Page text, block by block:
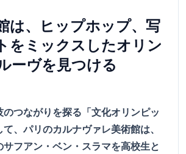
は、ヒップホップ、写
をミックスしたオリン
ーヴを見つける
つながりを探る「文化オリンピッ
、パリのカルナヴァレ美術館は、
フアン・ベン・スラマを高校生と